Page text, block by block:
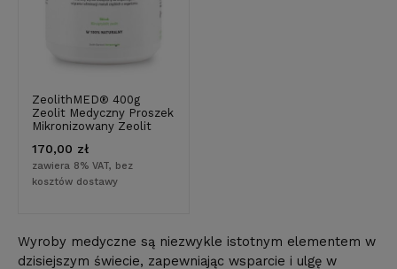
ZeolithMED® 400g
Zeolit Medyczny Proszek
Mikronizowany Zeolit
170,00 zł
zawiera 8% VAT, bez
kosztów dostawy
Wyroby medyczne są niezwykle istotnym elementem w
dzisiejszym świecie, zapewniając wsparcie i ulgę w